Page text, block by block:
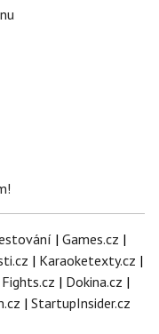
| Games.cz |
| Karaoketexty.cz |
Fights.cz | Dokina.cz |
| StartupInsider.cz